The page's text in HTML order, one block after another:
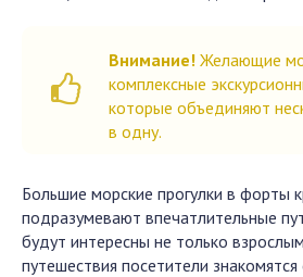
Внимание! Желающие
комплексные
которые объединяют
в одну.
Большие морские прогулки в форты
подразумевают впечатлительные
будут интересны не только
путешествия посетители